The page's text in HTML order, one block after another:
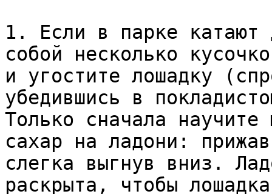
1. Если в парке катают
собой несколько
и угостите лошадку
убедившись в
Только сначала научите
сахар на ладони:
слегка выгнув вниз.
раскрыта, чтобы